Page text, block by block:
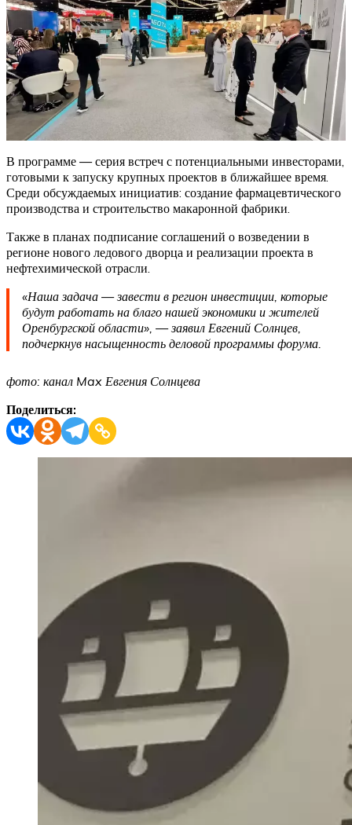
В программе — серия встреч с потенциальными инвесторами,
готовыми к запуску крупных проектов в ближайшее время.
Среди обсуждаемых инициатив: создание фармацевтического
производства и строительство макаронной фабрики.
Также в планах подписание соглашений о возведении в
регионе нового ледового дворца и реализации проекта в
нефтехимической отрасли.
«Наша задача — завести в регион инвестиции, которые
будут работать на благо нашей экономики и жителей
Оренбургской области», — заявил Евгений Солнцев,
подчеркнув насыщенность деловой программы форума.
фото: канал Max Евгения Солнцева
Поделиться: